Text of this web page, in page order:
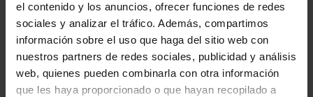
el contenido y los anuncios, ofrecer funciones de redes
sociales y analizar el tráfico. Además, compartimos
información sobre el uso que haga del sitio web con
nuestros partners de redes sociales, publicidad y análisis
web, quienes pueden combinarla con otra información
que les haya proporcionado o que hayan recopilado a
MOTOROLA moto G15 4G